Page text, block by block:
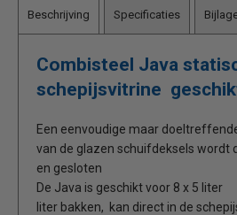
Beschrijving Specificaties
Combisteel Java
schepijsvitrine
Een eenvoudige maar
van de glazen schuifdeksels wordt
en gesloten
De Java is geschikt voor 8 x 5 liter
liter bakken, kan direct in de